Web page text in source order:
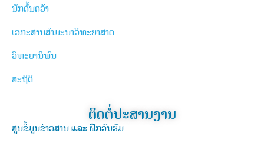
ນັກຄົ້ນຄວ້າ
ເອກະສານສຳມະນາວິທະຍາສາດ
ວິທະຍານິພົນ
ສະຖິຕິ
ຕິດຕໍ່ປະສານງານ
ສູນຂໍ້ມູນຂ່າວສານ ແລະ ຝຶກອົບຮົມ